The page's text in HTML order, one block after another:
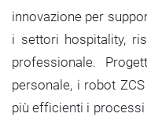
innovazione per
i settori hospitality,
professionale.
personale, i robot
più efficienti i processi